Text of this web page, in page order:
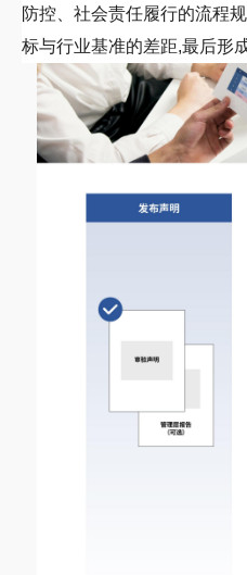
防控、社会责任履行的流程
标与行业基准的差距,最后形